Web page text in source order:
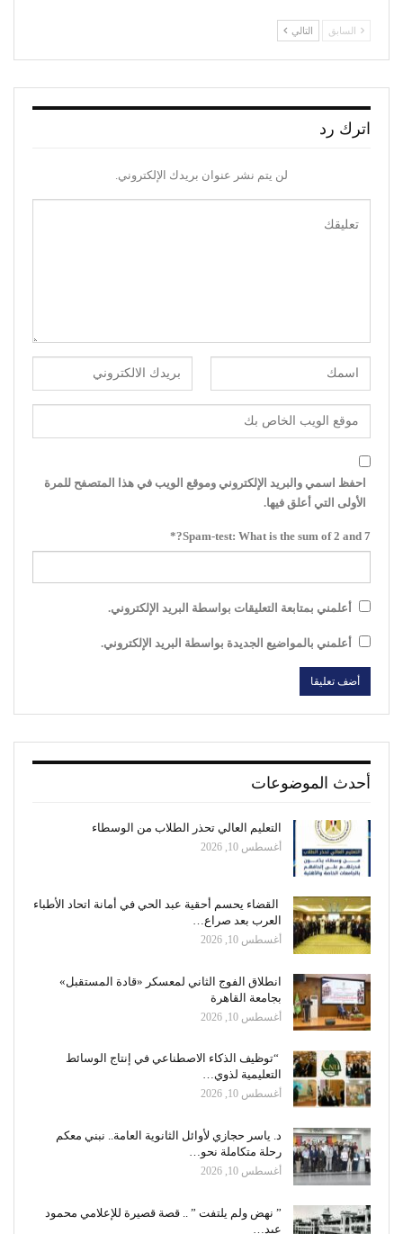
السابق التالي
اترك رد
لن يتم نشر عنوان بريدك الإلكتروني.
احفظ اسمي والبريد الإلكتروني وموقع الويب في هذا المتصفح للمرة
الأولى التي أعلق فيها.
Spam-test: What is the sum of 2 and 7?*
أعلمني بمتابعة التعليقات بواسطة البريد الإلكتروني.
أعلمني بالمواضيع الجديدة بواسطة البريد الإلكتروني.
أحدث الموضوعات
التعليم العالي تحذر الطلاب من الوسطاء
أغسطس 10, 2026
القضاء يحسم أحقية عبد الحي في أمانة اتحاد الأطباء
العرب بعد صراع…
أغسطس 10, 2026
انطلاق الفوج الثاني لمعسكر «قادة المستقبل»
بجامعة القاهرة
أغسطس 10, 2026
“توظيف الذكاء الاصطناعي في إنتاج الوسائط
التعليمية لذوي…
أغسطس 10, 2026
د. ياسر حجازي لأوائل الثانوية العامة.. نبني معكم
رحلة متكاملة نحو…
أغسطس 10, 2026
” نهض ولم يلتفت ” .. قصة قصيرة للإعلامي محمود
عبد…